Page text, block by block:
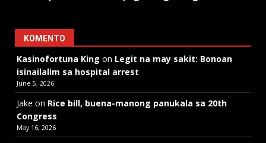
KOMENTO
Kasinofortuna King on Legit na may sakit: Bonoan
isinailalim sa hospital arrest
June 5, 2026
Jake on Rice bill, buena-manong panukala sa 20th
Congress
May 16, 2026